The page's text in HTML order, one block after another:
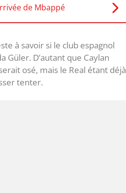
de Mbappé
à savoir si le club espagnol
Güler. D’autant que Caylan
osé, mais le Real étant déjà
tenter.